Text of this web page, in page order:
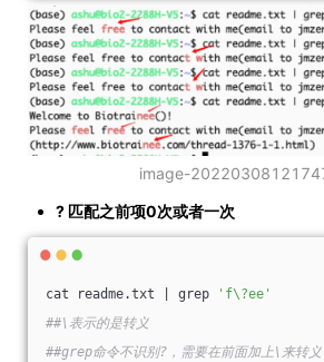
image-
? 匹配之前项0次或者一次
cat readme.txt | grep
'f\?ee'
##\表示的是转义
##grep命令不识别?，需要在前面加上\来转义